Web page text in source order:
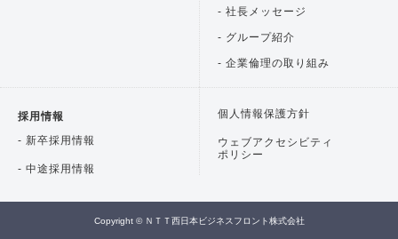
- 社長メッセージ
- グループ紹介
- 企業倫理の取り組み
採用情報
- 新卒採用情報
- 中途採用情報
個人情報保護方針
ウェブアクセシビティ
ポリシー
Copyright © ＮＴＴ西日本ビジネスフロント株式会社